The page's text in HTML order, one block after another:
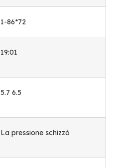
1-86*72
19:01
5.7 6.5
La pressione schizzò